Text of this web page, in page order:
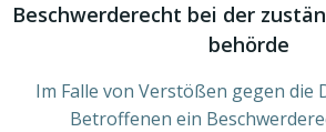
Beschwerde­recht bei der
behörde
Im Falle von Verstößen gegen die
Betroffenen ein